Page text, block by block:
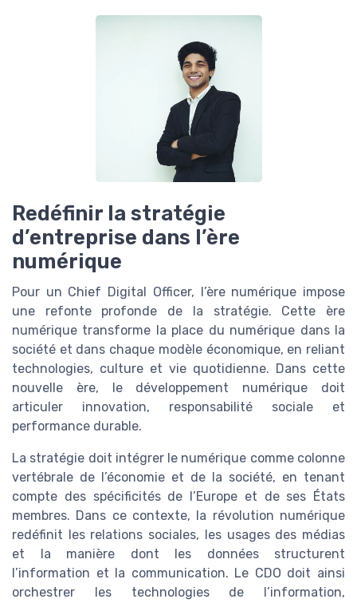
Redéfinir la stratégie
d’entreprise dans l’ère
numérique
Pour un Chief Digital Officer, l’ère numérique impose
une refonte profonde de la stratégie. Cette ère
numérique transforme la place du numérique dans la
société et dans chaque modèle économique, en reliant
technologies, culture et vie quotidienne. Dans cette
nouvelle ère, le développement numérique doit
articuler innovation, responsabilité sociale et
performance durable.
La stratégie doit intégrer le numérique comme colonne
vertébrale de l’économie et de la société, en tenant
compte des spécificités de l’Europe et de ses États
membres. Dans ce contexte, la révolution numérique
redéfinit les relations sociales, les usages des médias
et la manière dont les données structurent
l’information et la communication. Le CDO doit ainsi
orchestrer les technologies de l’information,